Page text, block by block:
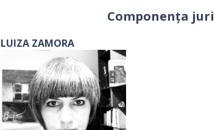
Componența
LUIZA ZAMORA